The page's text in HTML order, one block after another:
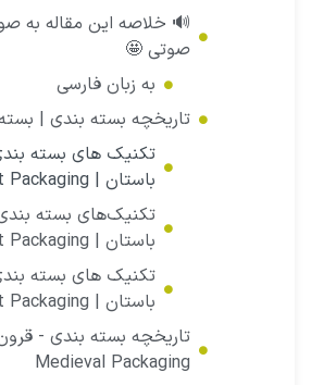
🔊 خلاصه این مقاله به
صوتی 🤩
به زبان فارسی
تاریخچه بسته بندی |
تکنیک های بسته
باستان | Ancient Packaging
تکنیک‌هاى بسته
باستان | Ancient Packaging
تکنیک های بسته
باستان | Ancient Packaging
تاریخچه بسته بندی -
Medieval Packaging